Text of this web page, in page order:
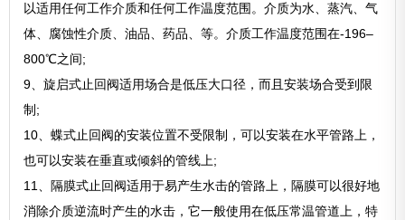
以适用任何工作介质和任何工作温度范围。介质为水、蒸汽、气
体、腐蚀性介质、油品、药品、等。介质工作温度范围在-196–
800℃之间;
9、旋启式止回阀适用场合是低压大口径，而且安装场合受到限
制;
10、蝶式止回阀的安装位置不受限制，可以安装在水平管路上，
也可以安装在垂直或倾斜的管线上;
11、隔膜式止回阀适用于易产生水击的管路上，隔膜可以很好地
消除介质逆流时产生的水击，它一般使用在低压常温管道上，特